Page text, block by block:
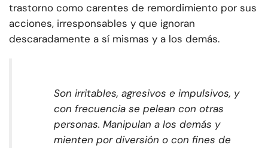
trastorno como carentes de remordimiento por sus
acciones, irresponsables y que ignoran
descaradamente a sí mismas y a los demás.
Son irritables, agresivos e impulsivos, y
con frecuencia se pelean con otras
personas. Manipulan a los demás y
mienten por diversión o con fines de